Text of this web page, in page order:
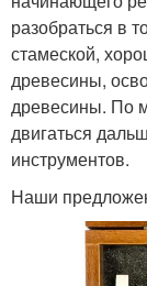
разобраться в
стамеской,
древесины,
древесины. По
двигаться
инструментов.
Наши